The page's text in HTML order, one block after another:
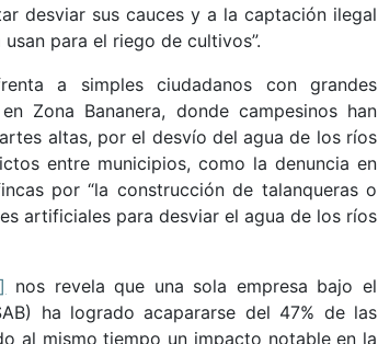
desviar sus cauces y a la captación ilegal
para el riego de cultivos”.
a simples ciudadanos con grandes
Zona Bananera, donde campesinos han
altas, por el desvío del agua de los ríos
entre municipios, como la denuncia en
por “la construcción de talanqueras o
artificiales para desviar el agua de los ríos
nos revela que una sola empresa bajo el
ha logrado acapararse del 47% de las
al mismo tiempo un impacto notable en la